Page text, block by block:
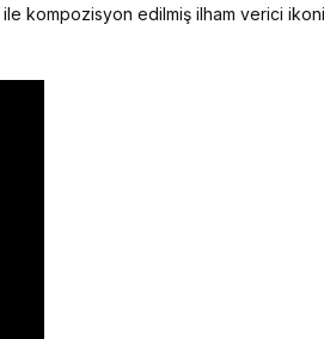
kompozisyon edilmiş ilham verici